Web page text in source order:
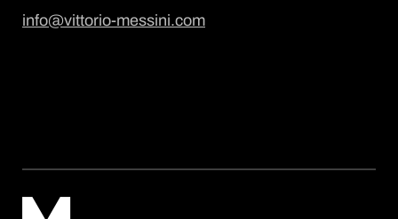
info@vittorio-messini.com